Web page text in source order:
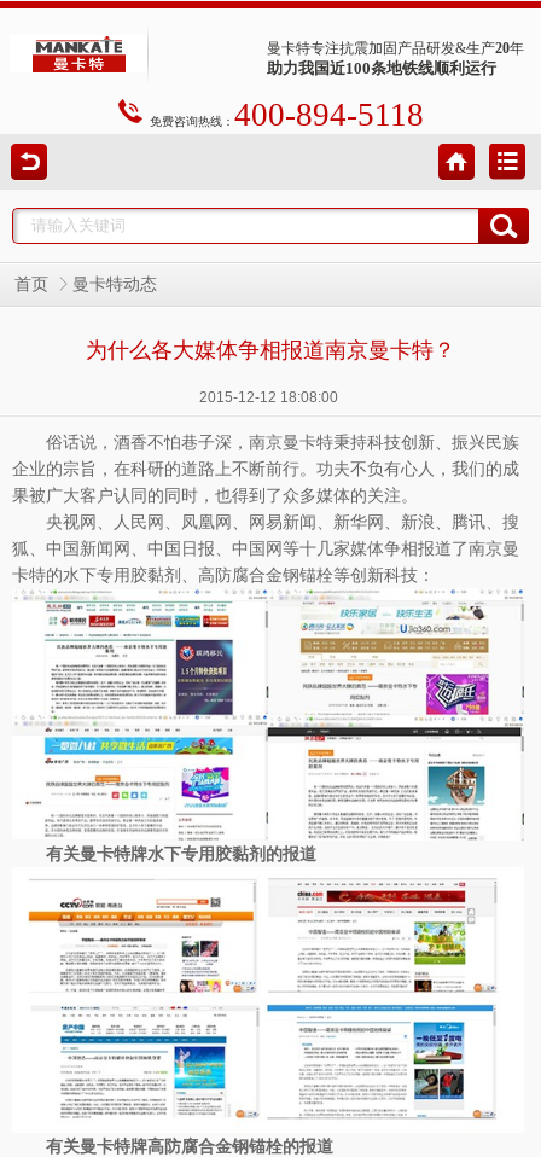
曼卡特专注抗震加固产品研发&生产20年
助力我国近100条地铁线顺利运行
免费咨询热线： 400-894-5118
首页 曼卡特动态
为什么各大媒体争相报道南京曼卡特？
2015-12-12 18:08:00
俗话说，酒香不怕巷子深，南京曼卡特秉持科技创新、振兴民族
企业的宗旨，在科研的道路上不断前行。功夫不负有心人，我们的成
果被广大客户认同的同时，也得到了众多媒体的关注。
央视网、人民网、凤凰网、网易新闻、新华网、新浪、腾讯、搜
狐、中国新闻网、中国日报、中国网等十几家媒体争相报道了南京曼
卡特的水下专用胶黏剂、高防腐合金钢锚栓等创新科技：
有关曼卡特牌水下专用胶黏剂的报道
有关曼卡特牌高防腐合金钢锚栓的报道